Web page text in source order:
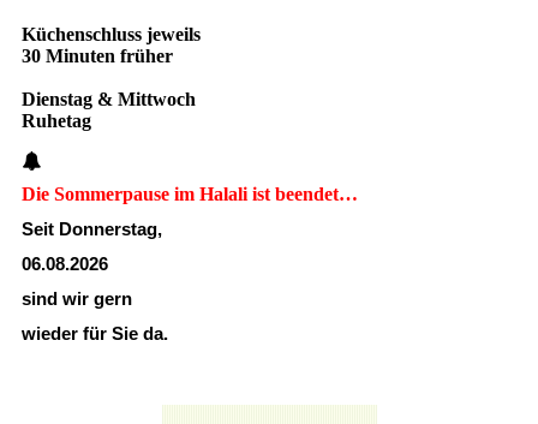
Küchenschluss jeweils
30 Minuten früher
Dienstag & Mittwoch
Ruhetag
Die Sommerpause im Halali ist beendet…
Seit Donnerstag,
06.08.2026
sind wir gern
wieder für Sie da.